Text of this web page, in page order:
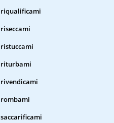
riqualificami
riseccami
ristuccami
riturbami
rivendicami
rombami
saccarificami